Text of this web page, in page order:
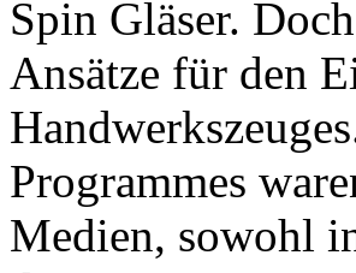
Spin Gläser.
Ansätze für den
Programmes
Medien, sowohl